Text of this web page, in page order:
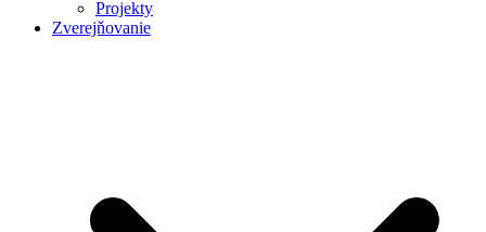
Projekty
Zverejňovanie